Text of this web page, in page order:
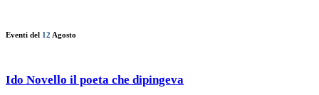
Eventi del 12 Agosto
Ido Novello il poeta che dipingeva